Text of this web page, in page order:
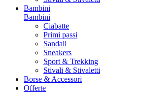
Bambini
Bambini
Ciabatte
Primi passi
Sandali
Sneakers
Sport & Trekking
Stivali & Stivaletti
Borse & Accessori
Offerte